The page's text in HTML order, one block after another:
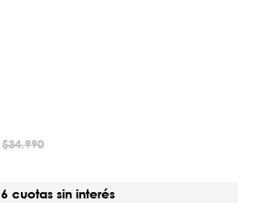
$34.990
6 cuotas sin interés